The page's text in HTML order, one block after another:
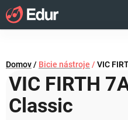
Prejsť
na
obsah
Domov/ Bicie nástroje / VIC
VIC FIRTH
Classic